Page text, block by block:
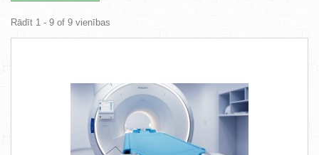
Rādīt 1 - 9 of 9 vienības